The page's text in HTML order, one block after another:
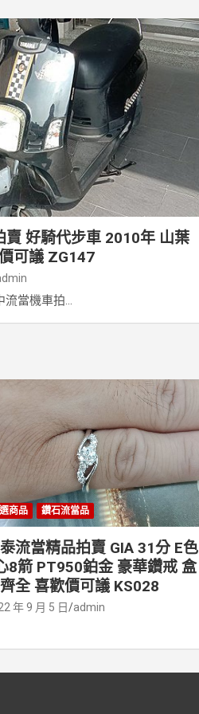
賣 好騎代步車 2010年 山葉
可議 ZG147
當機車拍...
商品 鑽石流當品
流當精品拍賣 GIA 31分 E色
8箭 PT950鉑金 豪華鑽戒 盒
全 喜歡價可議 KS028
年 9 月 5 日 admin